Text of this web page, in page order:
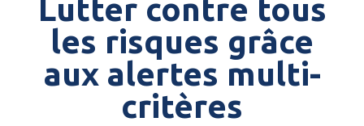
Lutter contre tous
les risques grâce
aux alertes multi-
critères